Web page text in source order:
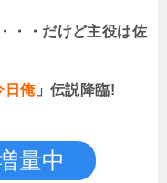
・・だけど主役は佐
日俺」伝説降臨!
量中